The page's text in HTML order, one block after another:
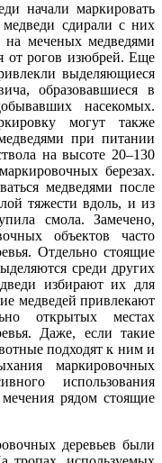
начали маркировать
сдирали с них
меченых медведями
от рогов изюбрей. Еще
выделяющиеся
образовавшиеся в
насекомых.
могут также
при питании
на высоте 20–130
березах.
медведями после
тяжести вдоль, и из
смола. Замечено,
объектов часто
Отдельно стоящие
среди других
избирают их для
медведей привлекают
открытых местах
Даже, если такие
подходят к ним и
маркировочных
использования
рядом стоящие
деревьев были